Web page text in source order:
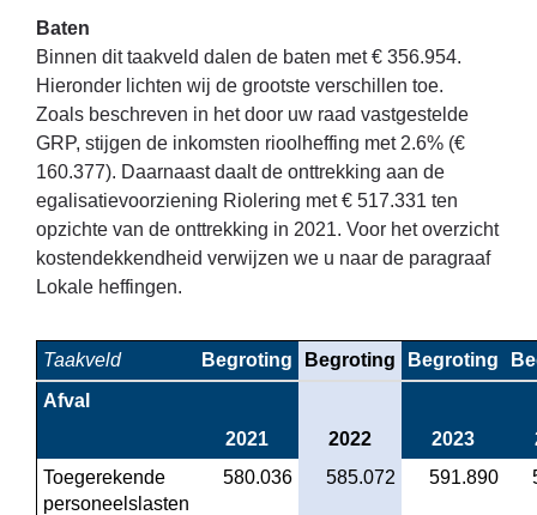
Baten
Binnen dit taakveld dalen de baten met € 356.954.
Hieronder lichten wij de grootste verschillen toe.
Zoals beschreven in het door uw raad vastgestelde
GRP, stijgen de inkomsten rioolheffing met 2.6% (€
160.377). Daarnaast daalt de onttrekking aan de
egalisatievoorziening Riolering met € 517.331 ten
opzichte van de onttrekking in 2021. Voor het overzicht
kostendekkendheid verwijzen we u naar de paragraaf
Lokale heffingen.
Taakveld Begroting Begroting Begroting
Afval
2021
2022 2023
Toegerekende
personeelslasten
580.036 585.072 591.890